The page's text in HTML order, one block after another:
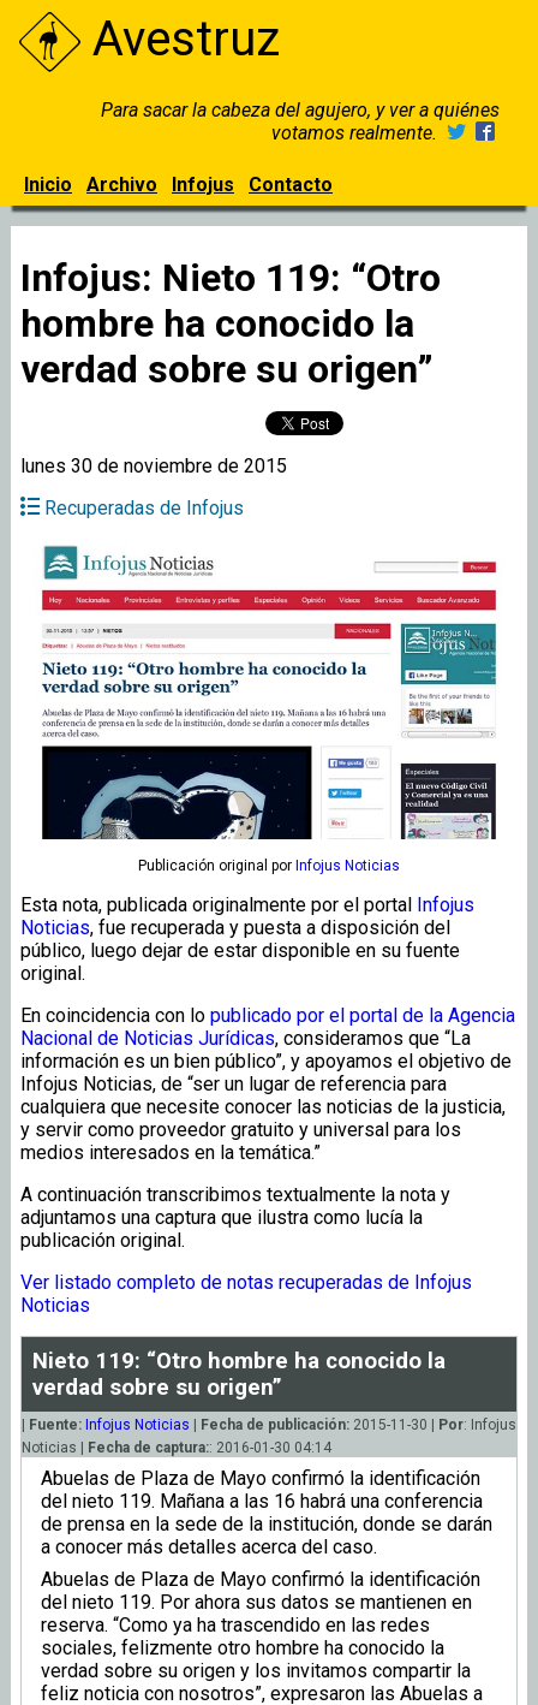
Avestruz
Para sacar la cabeza del agujero, y ver a quiénes
votamos realmente.
Inicio Archivo Infojus Contacto
Infojus: Nieto 119: “Otro
hombre ha conocido la
verdad sobre su origen”
lunes 30 de noviembre de 2015
Recuperadas de Infojus
Publicación original por Infojus Noticias
Esta nota, publicada originalmente por el portal Infojus
Noticias, fue recuperada y puesta a disposición del
público, luego dejar de estar disponible en su fuente
original.
En coincidencia con lo publicado por el portal de la Agencia
Nacional de Noticias Jurídicas, consideramos que “La
información es un bien público”, y apoyamos el objetivo de
Infojus Noticias, de “ser un lugar de referencia para
cualquiera que necesite conocer las noticias de la justicia,
y servir como proveedor gratuito y universal para los
medios interesados en la temática.”
A continuación transcribimos textualmente la nota y
adjuntamos una captura que ilustra como lucía la
publicación original.
Ver listado completo de notas recuperadas de Infojus
Noticias
Nieto 119: “Otro hombre ha conocido la
verdad sobre su origen”
Fuente: Infojus Noticias Fecha de publicación: 2015-11-30 | Por: Infojus
Noticias |
Fecha de captura:: 2016-01-30 04:14
Abuelas de Plaza de Mayo confirmó la identificación
del nieto 119. Mañana a las 16 habrá una conferencia
de prensa en la sede de la institución, donde se darán
a conocer más detalles acerca del caso.
Abuelas de Plaza de Mayo confirmó la identificación
del nieto 119. Por ahora sus datos se mantienen en
reserva. “Como ya ha trascendido en las redes
sociales, felizmente otro hombre ha conocido la
verdad sobre su origen y los invitamos compartir la
feliz noticia con nosotros”, expresaron las Abuelas a